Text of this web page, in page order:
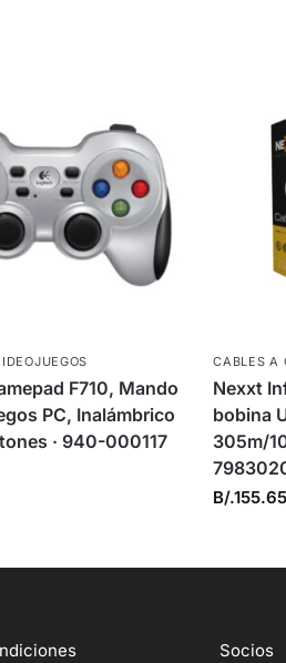
F710, Mando
PC, Inalámbrico
· 940-000117
CABLES A
Nexxt
bobina
305m/
B/.155.65
Socios